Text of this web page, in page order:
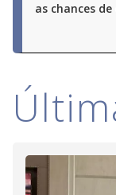
as chances de